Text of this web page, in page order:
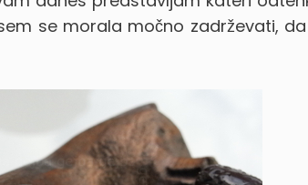
se morala močno zadrževati,